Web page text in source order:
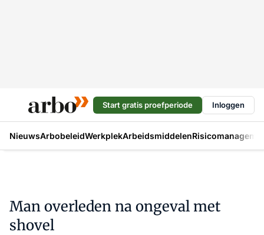
Start gratis proefperiode Inloggen
NieuwsArbobeleidWerkplekArbeidsmiddelen
Man overleden na ongeval met
shovel